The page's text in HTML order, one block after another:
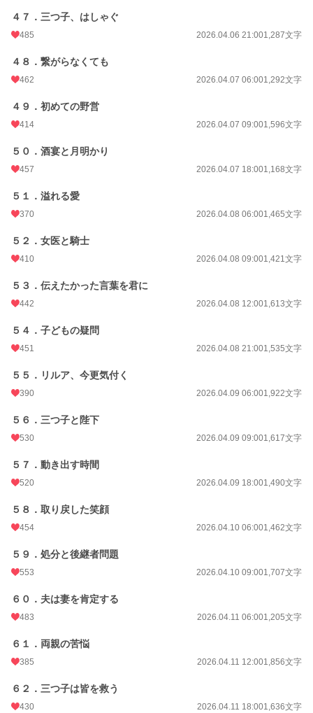
４７．三つ子、はしゃぐ
485 2026.04.06 21:001,287文字
４８．繋がらなくても
462 2026.04.07 06:001,292文字
４９．初めての野営
414 2026.04.07 09:001,596文字
５０．酒宴と月明かり
457 2026.04.07 18:001,168文字
５１．溢れる愛
370 2026.04.08 06:001,465文字
５２．女医と騎士
410 2026.04.08 09:001,421文字
５３．伝えたかった言葉を君に
442 2026.04.08 12:001,613文字
５４．子どもの疑問
451 2026.04.08 21:001,535文字
５５．リルア、今更気付く
390 2026.04.09 06:001,922文字
５６．三つ子と陛下
530 2026.04.09 09:001,617文字
５７．動き出す時間
520 2026.04.09 18:001,490文字
５８．取り戻した笑顔
454 2026.04.10 06:001,462文字
５９．処分と後継者問題
553 2026.04.10 09:001,707文字
６０．夫は妻を肯定する
483 2026.04.11 06:001,205文字
６１．両親の苦悩
385 2026.04.11 12:001,856文字
６２．三つ子は皆を救う
430 2026.04.11 18:001,636文字